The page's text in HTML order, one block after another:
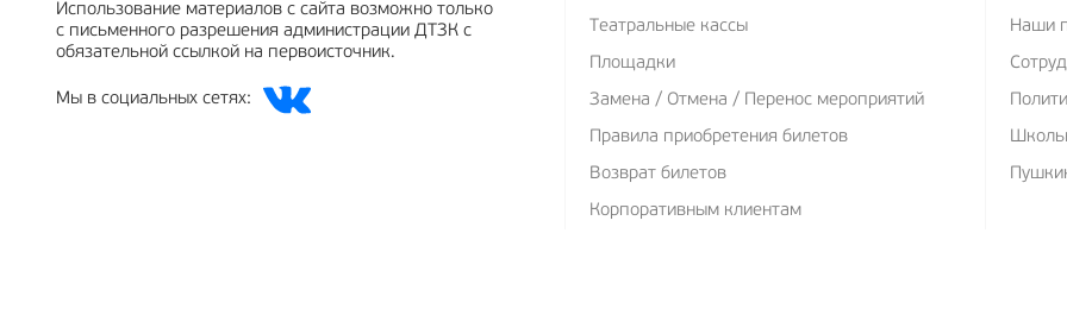
Использование материалов с сайта возможно только
с письменного разрешения администрации ДТЗК с
обязательной ссылкой на первоисточник.
Мы в социальных сетях:
Театральные кассы
Площадки
Замена / Отмена / Перенос мероприятий
Правила приобретения билетов
Возврат билетов
Корпоративным клиентам
Наши